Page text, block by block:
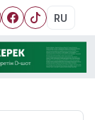
RU